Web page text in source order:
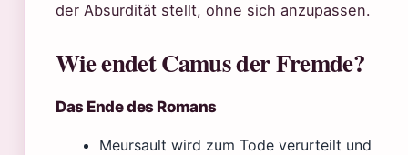
der Absurdität stellt, ohne sich anzupassen.
Wie endet Camus der Fremde?
Das Ende des Romans
Meursault wird zum Tode verurteilt und